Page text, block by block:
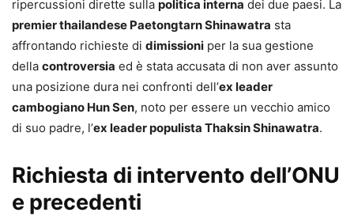
ripercussioni dirette sulla politica interna dei due paesi. La
premier thailandese Paetongtarn Shinawatra sta
affrontando richieste di dimissioni per la sua gestione
della controversia ed è stata accusata di non aver assunto
una posizione dura nei confronti dell’ex leader
cambogiano Hun Sen, noto per essere un vecchio amico
di suo padre, l’ex leader populista Thaksin Shinawatra.
Richiesta di intervento dell’ONU
e precedenti